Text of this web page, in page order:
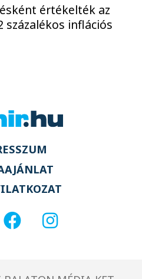
értékelték az
százalékos inflációs